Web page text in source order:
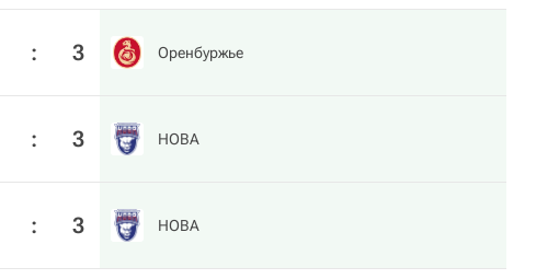
: 3 Оренбуржье
: 3 HOBA
: 3 HOBA